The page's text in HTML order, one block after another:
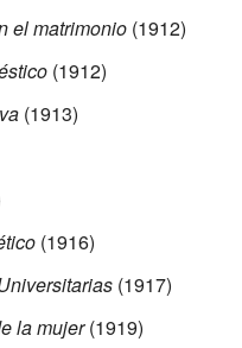
el matrimonio (1912)
(1912)
(1913)
(1916)
(1917)
la mujer(1919)